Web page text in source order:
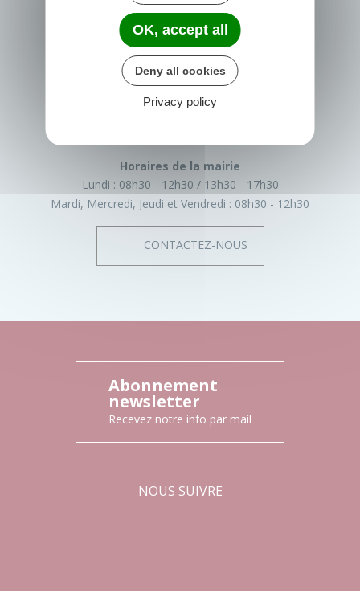
PRIGONRIEUX
1 Place du Groupe Loiseau
24130 Prigonrieux
France
Horaires de la mairie
Lundi : 08h30 - 12h30
13h30 - 17h30
Mardi, Mercredi, Jeudi et Vendredi : 08h30 - 12h30
CONTACTEZ-NOUS
Abonnement
newsletter
Recevez notre info par mail
NOUS SUIVRE
OK, accept all
Deny all cookies
Privacy policy